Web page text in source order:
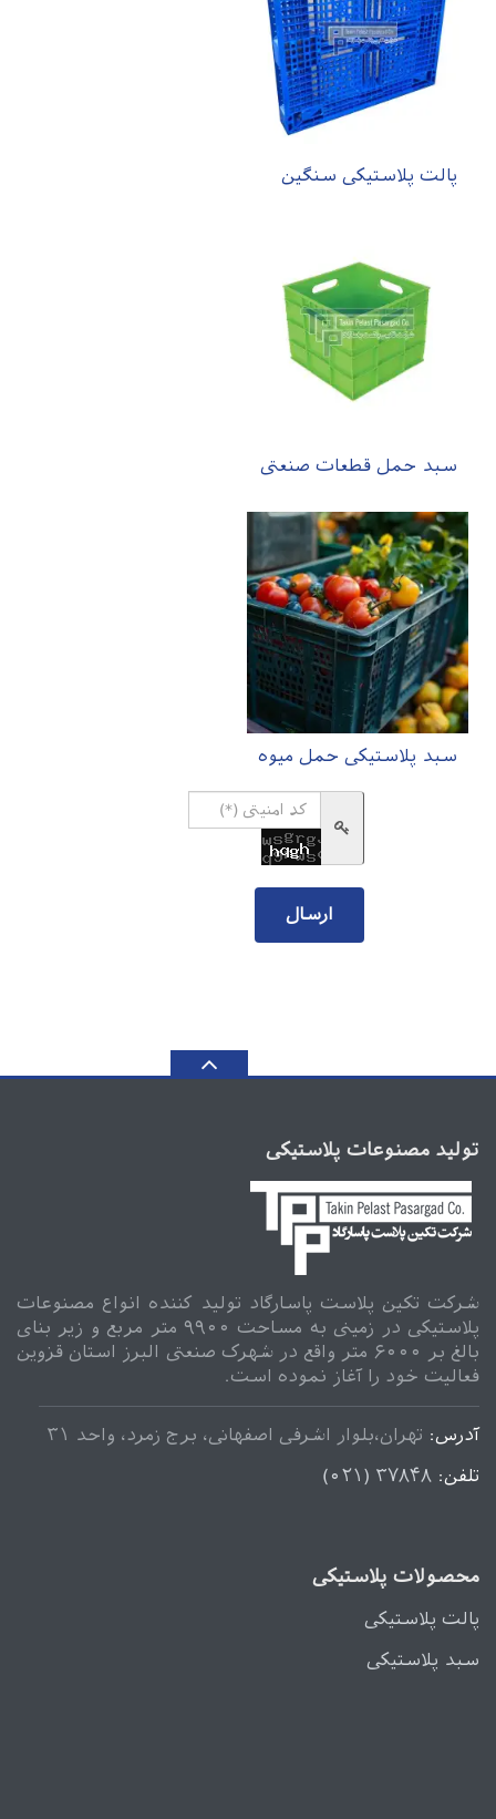
پالت پلاستیکی سنگین
سبد حمل قطعات صنعتی
سبد پلاستیکی حمل میوه
تولید مصنوعات پلاستیکی
شرکت تکین پلاست پاسارگاد تولید کننده انواع مصنوعات
پلاستیکی در زمینی به مساحت ۹۹۰۰ متر مربع و زیر بنای
بالغ بر ۶۰۰۰ متر واقع در شهرک صنعتی البرز استان قزوین
فعالیت خود را آغاز نموده است.
آدرس: تهران،بلوار اشرفی اصفهانی، برج زمرد، واحد ۳۱
تلفن: ۳۷۸۴۸ (۰۲۱)
محصولات پلاستیکی
پالت پلاستیکی
سبد پلاستیکی